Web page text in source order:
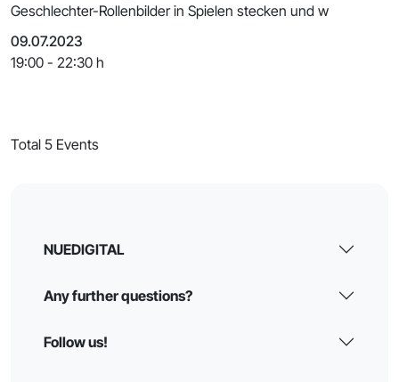
Geschlechter-Rollenbilder in Spielen stecken und w
09.07.2023
19:00 - 22:30 h
Total 5 Events
NUEDIGITAL
Any further questions?
Follow us!